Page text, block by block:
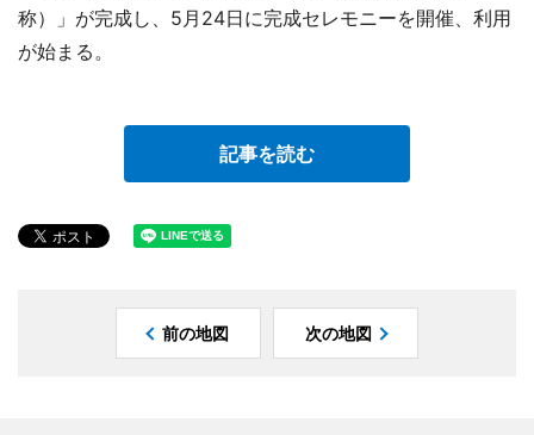
称）」が完成し、5月24日に完成セレモニーを開催、利用
が始まる。
記事を読む
前の地図 次の地図